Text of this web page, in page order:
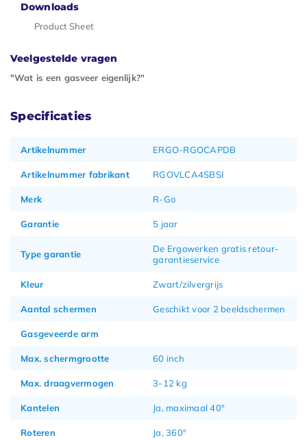
Downloads
Product Sheet
Veelgestelde vragen
"Wat is een gasveer eigenlijk?"
Specificaties
Artikelnummer ERGO-RGOCAPDB
Artikelnummer fabrikant RGOVLCA4SBSI
Merk R-Go
Garantie 5 jaar
Type garantie
De Ergowerken gratis retour-
garantieservice
Kleur Zwart/zilvergrijs
Aantal schermen Geschikt voor 2 beeldschermen
Gasgeveerde arm
Max. schermgrootte 60 inch
Max. draagvermogen 3-12 kg
Kantelen Ja, maximaal 40°
Roteren Ja, 360°